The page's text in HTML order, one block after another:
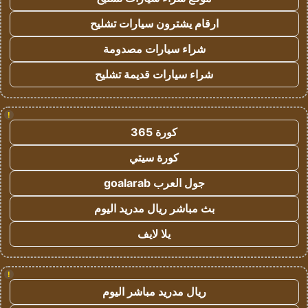
ارقام يشترون سيارات تشليح
شراء سيارات مصدومة
شراء سيارات قديمة تشليح
!
كورة 365
كورة سيتي
جول العرب goalarab
بث مباشر ريال مدريد اليوم
يلا لايف
!
ريال مدريد مباشر اليوم